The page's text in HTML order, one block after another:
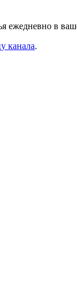
ежедневно в
канала.